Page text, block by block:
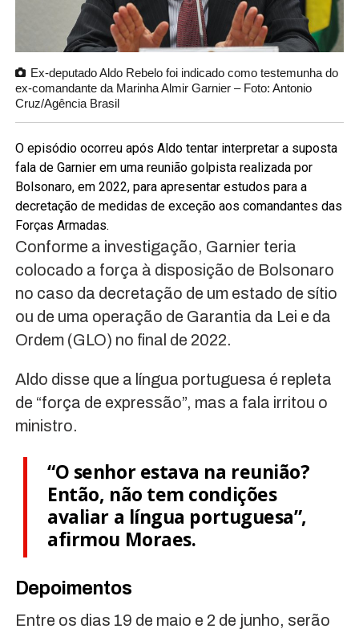
Ex-deputado Aldo Rebelo foi indicado como testemunha do
ex-comandante da Marinha Almir Garnier – Foto: Antonio
Cruz/Agência Brasil
O episódio ocorreu após Aldo tentar interpretar a suposta
fala de Garnier em uma reunião golpista realizada por
Bolsonaro, em 2022, para apresentar estudos para a
decretação de medidas de exceção aos comandantes das
Forças Armadas.
Conforme a investigação, Garnier teria
colocado a força à disposição de Bolsonaro
no caso da decretação de um estado de sítio
ou de uma operação de Garantia da Lei e da
Ordem (GLO) no final de 2022.
Aldo disse que a língua portuguesa é repleta
de “força de expressão”, mas a fala irritou o
ministro.
“O senhor estava na reunião?
Então, não tem condições
avaliar a língua portuguesa”,
afirmou Moraes.
Depoimentos
Entre os dias 19 de maio e 2 de junho, serão